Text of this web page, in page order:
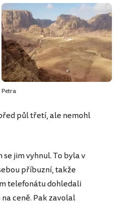
Petra
půl třetí, ale nemohl
jim vyhnul. To byla v
příbuzní, takže
telefonátu dohledali
ceně. Pak zavolal